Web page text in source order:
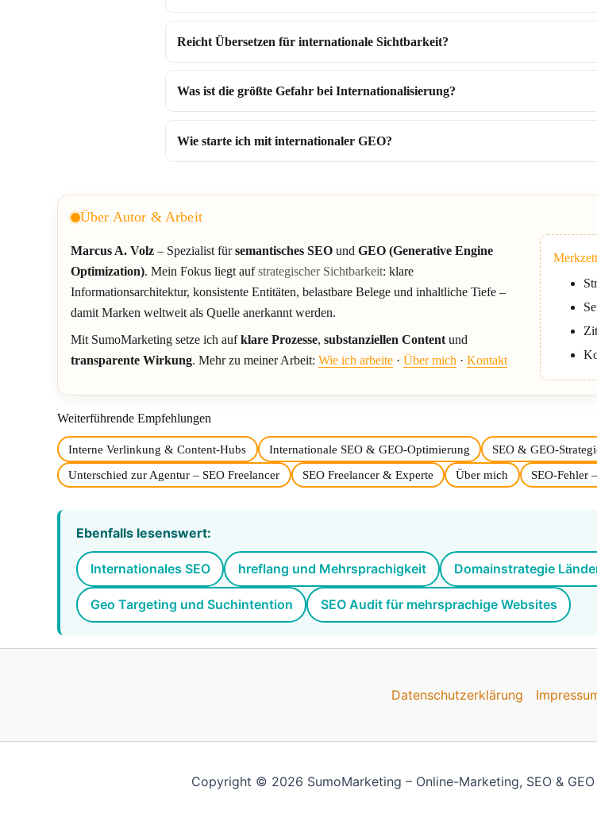
Reicht Übersetzen für internationale Sichtbarkeit?
Was ist die größte Gefahr bei Internationalisierung?
Wie starte ich mit internationaler GEO?
Über Autor & Arbeit
Marcus A. Volz – Spezialist fürsemantisches SEO und GEO (Generative Engine
Optimization). Mein Fokus liegt aufstrategischer Sichtbarkeit: klare
Informationsarchitektur, konsistente Entitäten, belastbare Belege und inhaltliche Tiefe –
damit Marken weltweit als Quelle anerkannt werden.
Mit SumoMarketing setze ich aufklare Prozesse, substanziellen Content und
transparente Wirkung. Mehr zu meiner Arbeit: Wie ich arbeite · Über mich · Kontakt
Weiterführende Empfehlungen
Interne Verlinkung & Content-Hubs Internationale SEO & GEO-Optimierung SEO & GEO-
Unterschied zur Agentur – SEO Freelancer
SEO Freelancer & Experte Über mich SEO-Fehler
Ebenfalls lesenswert:
Internationales SEO hreflang und Mehrsprachigkeit Domainstrategie
Geo Targeting und Suchintention SEO Audit für mehrsprachige Websites
Datenschutzerklärung
Copyright © 2026 SumoMarketing – Online-Marketing, SEO &